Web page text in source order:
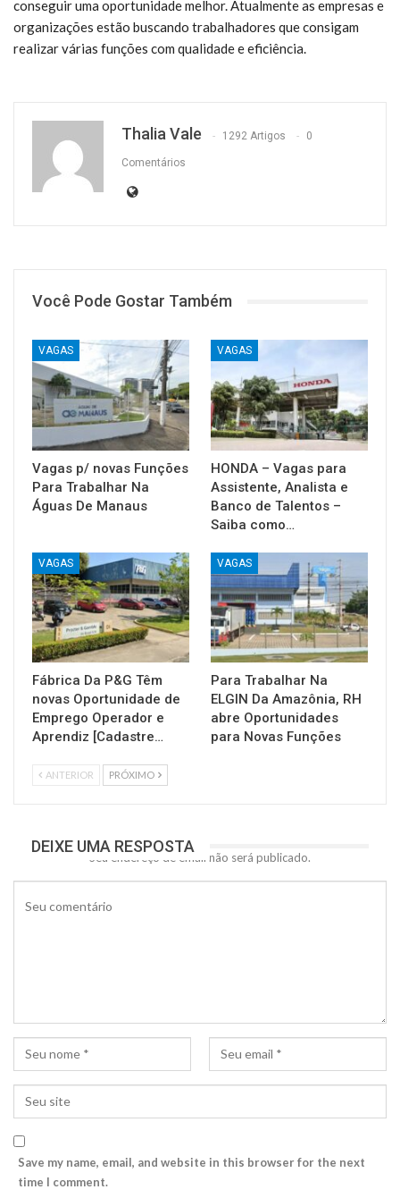
conseguir uma oportunidade melhor. Atualmente as empresas e
organizações estão buscando trabalhadores que consigam
realizar várias funções com qualidade e eficiência.
Thalia Vale 1292 Artigos 0
Comentários
Você Pode Gostar Também
VAGAS
Vagas p/ novas Funções
Para Trabalhar Na
Águas De Manaus
VAGAS
HONDA – Vagas para
Assistente, Analista e
Banco de Talentos –
Saiba como…
VAGAS
Fábrica Da P&G Têm
novas Oportunidade de
Emprego Operador e
Aprendiz [Cadastre…
VAGAS
Para Trabalhar Na
ELGIN Da Amazônia, RH
abre Oportunidades
para Novas Funções
ANTERIOR PRÓXIMO
DEIXE UMA RESPOSTA
Seu endereço de email não será publicado.
Save my name, email, and website in this browser for the next
time I comment.